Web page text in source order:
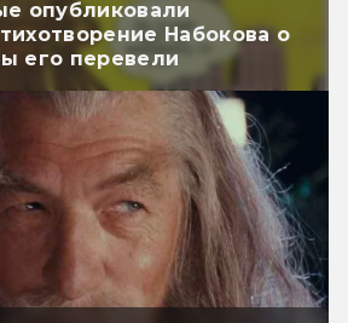
опубликовали
Набокова о
его перевели